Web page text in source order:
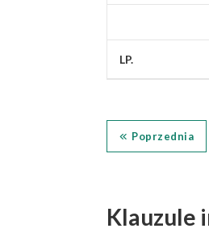
LP.
Poprzednia
Klauzule